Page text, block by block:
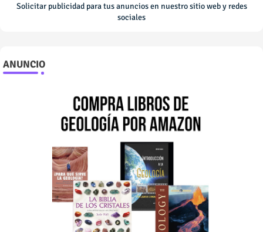
Solicitar publicidad para tus anuncios en nuestro sitio web y redes
sociales
ANUNCIO